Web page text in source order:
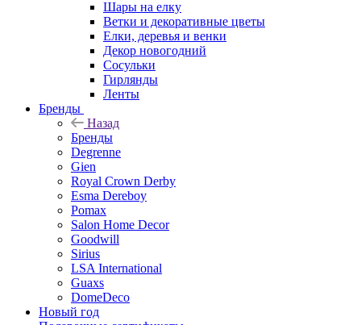
Шары на елку
Ветки и декоративные цветы
Елки, деревья и венки
Декор новогодний
Сосульки
Гирлянды
Ленты
Бренды
Назад
Бренды
Degrenne
Gien
Royal Crown Derby
Esma Dereboy
Pomax
Salon Home Decor
Goodwill
Sirius
LSA International
Guaxs
DomeDeco
Новый год